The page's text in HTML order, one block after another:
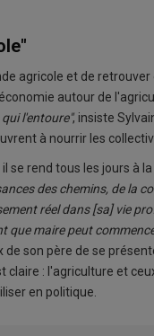
agricole et de retrouver
autour de
l'entoure", insiste
à nourrir les
se rend tous les jours à
des chemins, de la
réel dans [sa] vie
que maire peut
son père de se
claire : l'agriculture et
en politique.